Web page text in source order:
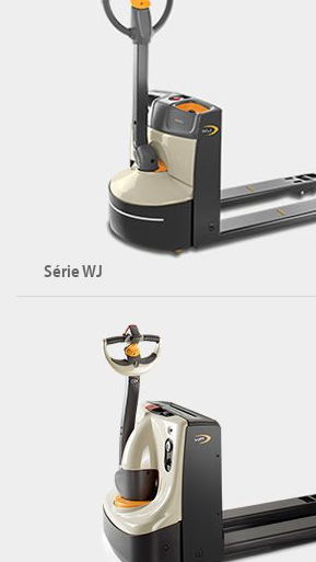
Capacité maximale : 2300 kg
Hauteur de levée maximale : 800 mm
Explorer la série PTH
Série WJ
Transpalettes électriques compacts WJ 50
Capacité maximale : 1500 kg